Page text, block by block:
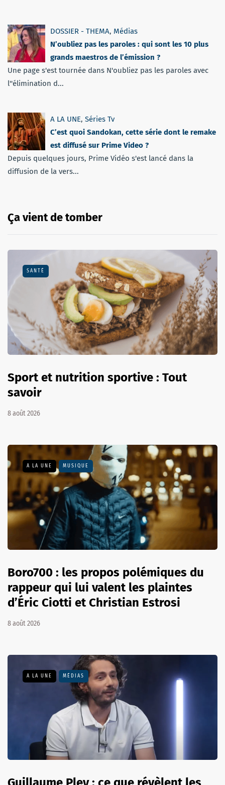
DOSSIER - THEMA, Médias
N’oubliez pas les paroles : qui sont les 10 plus
grands maestros de l’émission ?
Une page s'est tournée dans N'oubliez pas les paroles avec
l''élimination d...
A LA UNE, Séries Tv
C’est quoi Sandokan, cette série dont le remake
est diffusé sur Prime Video ?
Depuis quelques jours, Prime Vidéo s'est lancé dans la
diffusion de la vers...
Ça vient de tomber
SANTÉ
Sport et nutrition sportive : Tout
savoir
8 août 2026
A LA UNE MUSIQUE
Boro700 : les propos polémiques du
rappeur qui lui valent les plaintes
d’Éric Ciotti et Christian Estrosi
8 août 2026
A LA UNE MÉDIAS